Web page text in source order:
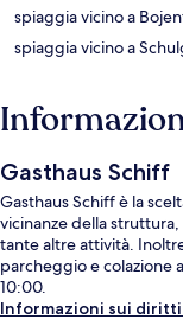
spiaggia vicino a
spiaggia vicino a
Gasthaus Schiff
Gasthaus Schiff è la
vicinanze della
tante altre attività.
parcheggio e colazione
10:00.
Informazioni sui